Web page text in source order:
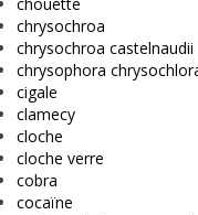
chouette
chrysochroa
chrysochroa castelnaudii
chrysophora
cigale
clamecy
cloche
cloche verre
cobra
cocaïne